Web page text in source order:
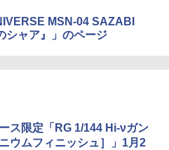
MSN-04 SAZABI
シャア』」のページ
ス限定「RG 1/144 Hi-νガン
ウムフィニッシュ］」1月2